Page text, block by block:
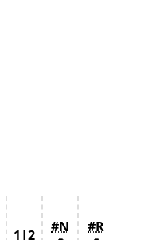
1|2
#N
#R